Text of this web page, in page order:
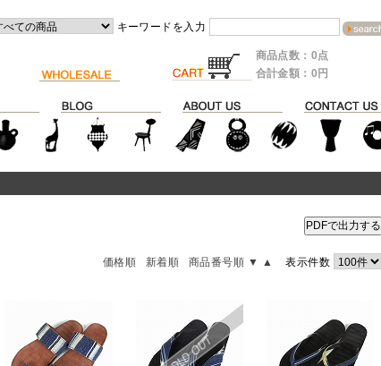
キーワードを入力
商品点数：0点
合計金額：0円
PDFで出力する
価格順 新着順 商品番号順 ▼ ▲ 表示件数